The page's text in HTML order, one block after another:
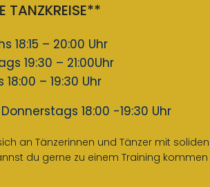
TANZKREISE**
18:15 – 20:00 Uhr
19:30 – 21:00Uhr
18:00 – 19:30 Uhr
18:00 -19:30 Uhr
an Tänzerinnen und Tänzer mit soliden
du gerne zu einem Training kommen